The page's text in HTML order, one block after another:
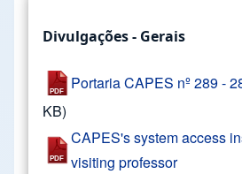
Divulgações - Gerais
Portaria CAPES nº 289 -
KB)
CAPES's system access
visiting professor